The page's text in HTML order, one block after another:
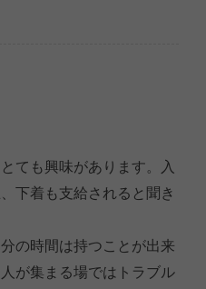
ても興味があります。入
下着も支給されると聞き
の時間は持つことが出来
が集まる場ではトラブル